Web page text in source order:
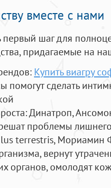
вместе с нами
шаг для
придагаемые на
Купить виагру
помогут сделать
: Динатроп,
проблемы
terrestris, Мориамин
вернут
органов, омолодят